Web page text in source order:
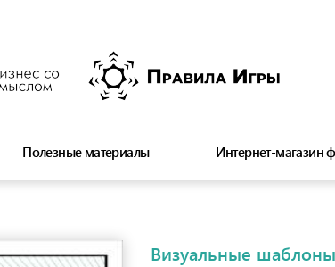
Полезные материалы Интернет-магазин
Визуальные шаблоны